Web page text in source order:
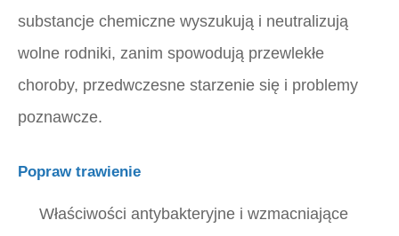
substancje chemiczne wyszukują i neutralizują
wolne rodniki, zanim spowodują przewlekłe
choroby, przedwczesne starzenie się i problemy
poznawcze.
Popraw trawienie
Właściwości antybakteryjne i wzmacniające